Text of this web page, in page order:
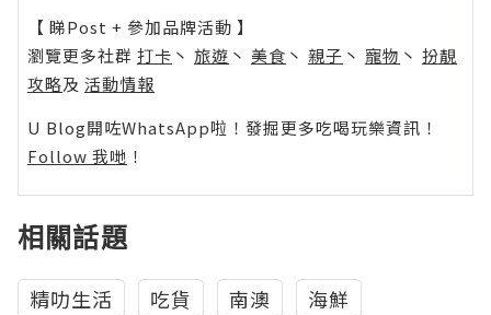
【 睇Post + 參加品牌活動 】
瀏覽更多社群 打卡 丶 旅遊 丶 美食 丶 親子 丶 寵物 丶 扮靚
攻略及 活動情報
U Blog開咗WhatsApp啦！發掘更多吃喝玩樂資訊！
Follow 我哋 ！
相關話題
精叻生活 吃貨 南澳
海鮮